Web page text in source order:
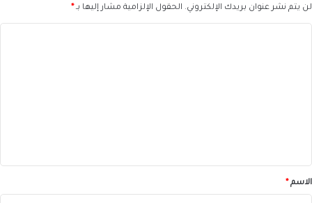
لن يتم نشر عنوان بريدك الإلكتروني. الحقول الإلزامية مشار إليها بـ*
*الاسم*